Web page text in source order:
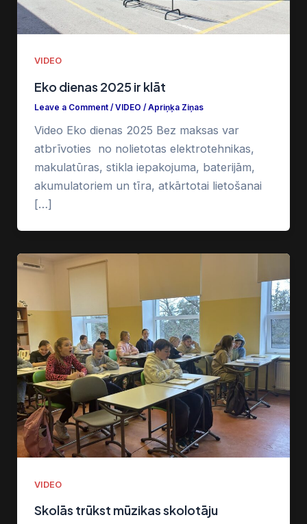
VIDEO
Eko dienas 2025 ir klāt
Leave a Comment /VIDEO /Apriņķa Ziņas
Video Eko dienas 2025 Bez maksas var
atbrīvoties no nolietotas elektrotehnikas,
makulatūras, stikla iepakojuma, baterijām,
akumulatoriem un tīra, atkārtotai lietošanai
[…]
VIDEO
Skolās trūkst mūzikas skolotāju